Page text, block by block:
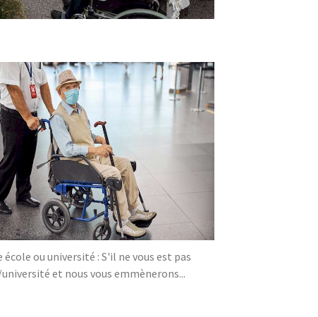
ou université : S'il ne vous est pas
et nous vous emmènerons...